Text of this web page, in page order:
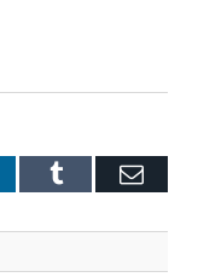
Tumblr E-